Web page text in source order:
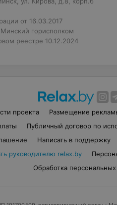
от 16.03.2017
горисполком
реестре 10.12.2024
проекта Размещение
Публичный договор по
Написать в поддержку
руководителю relax.by
Обработка